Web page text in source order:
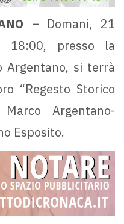
– Domani, 21
18:00, presso la
Argentano, si terrà
“Regesto Storico
Argentano-
Esposito.